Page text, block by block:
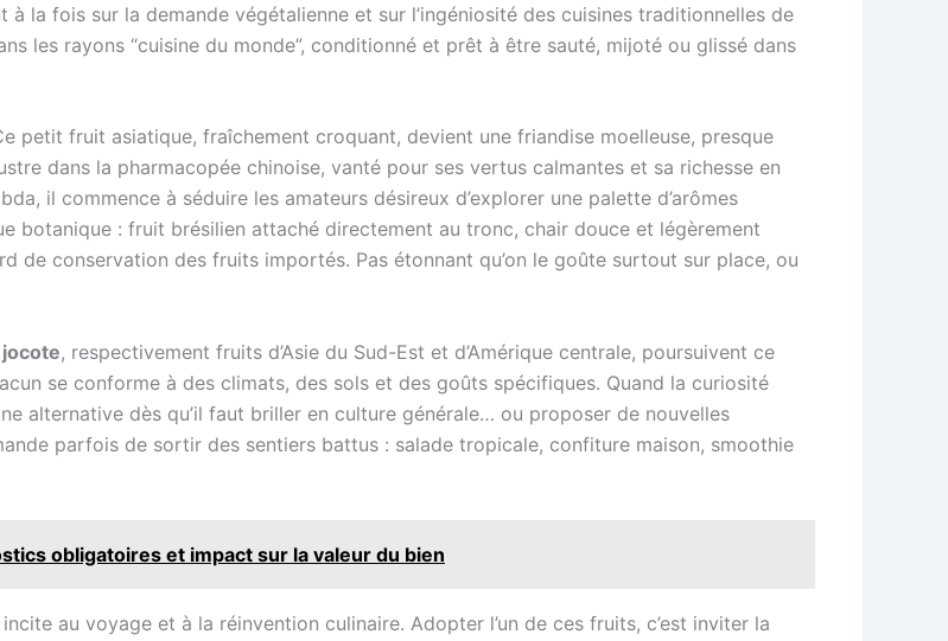
la fois sur la demande végétalienne et sur l’ingéniosité des cuisines traditionnelles de
les rayons “cuisine du monde”, conditionné et prêt à être sauté, mijoté ou glissé dans
petit fruit asiatique, fraîchement croquant, devient une friandise moelleuse, presque
dans la pharmacopée chinoise, vanté pour ses vertus calmantes et sa richesse en
il commence à séduire les amateurs désireux d’explorer une palette d’arômes
botanique : fruit brésilien attaché directement au tronc, chair douce et légèrement
de conservation des fruits importés. Pas étonnant qu’on le goûte surtout sur place, ou
jocote, respectivement fruits d’Asie du Sud-Est et d’Amérique centrale, poursuivent ce
se conforme à des climats, des sols et des goûts spécifiques. Quand la curiosité
alternative dès qu’il faut briller en culture générale… ou proposer de nouvelles
parfois de sortir des sentiers battus : salade tropicale, confiture maison, smoothie
obligatoires et impact sur la valeur du bien
au voyage et à la réinvention culinaire. Adopter l’un de ces fruits, c’est inviter la